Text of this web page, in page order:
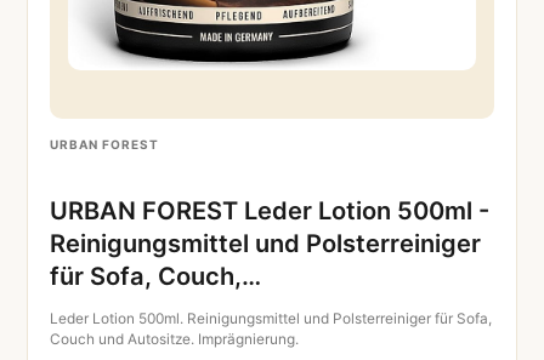
URBAN FOREST
URBAN FOREST Leder Lotion 500ml -
Reinigungsmittel und Polsterreiniger
für Sofa, Couch,…
Leder Lotion 500ml. Reinigungsmittel und Polsterreiniger für Sofa,
Couch und Autositze. Imprägnierung.